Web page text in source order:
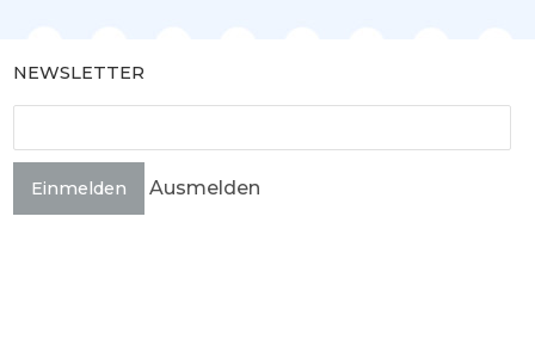
NEWSLETTER
Einmelden Ausmelden